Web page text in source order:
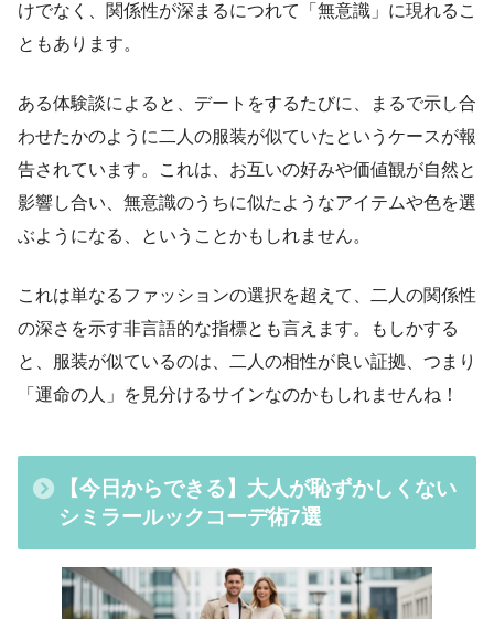
けでなく、関係性が深まるにつれて「無意識」に現れるこ
ともあります。
ある体験談によると、デートをするたびに、まるで示し合
わせたかのように二人の服装が似ていたというケースが報
告されています。これは、お互いの好みや価値観が自然と
影響し合い、無意識のうちに似たようなアイテムや色を選
ぶようになる、ということかもしれません。
これは単なるファッションの選択を超えて、二人の関係性
の深さを示す非言語的な指標とも言えます。もしかする
と、服装が似ているのは、二人の相性が良い証拠、つまり
「運命の人」を見分けるサインなのかもしれませんね！
【今日からできる】大人が恥ずかしくない
シミラールックコーデ術7選